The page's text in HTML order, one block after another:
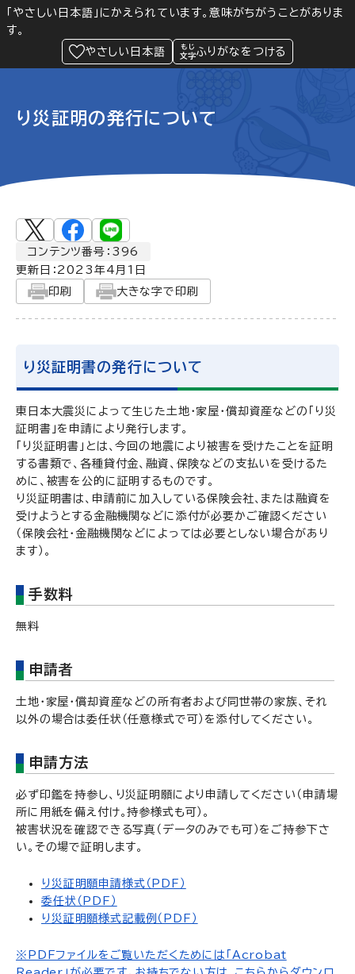
「やさしい日本語」にかえられています。意味がちがうことがありま
す。
やさしい日本語
ふりがなをつける
Language 閲覧支援
緊急情報
り災証明の発行について
コンテンツ番号：396
更新日： 2023年4月1日
印刷
大きな字で印刷
り災証明書の発行について
東日本大震災によって生じた土地・家屋・償却資産などの「り災
証明書」を申請により発行します。
「り災証明書」とは、今回の地震により被害を受けたことを証明
する書類で、各種貸付金、融資、保険などの支払いを受けるた
めに、被害を公的に証明するものです。
り災証明書は、申請前に加入している保険会社、または融資を
受けようとする金融機関などに添付が必要かご確認ください
（保険会社・金融機関などによっては必要としない場合があり
ます）。
手数料
無料
申請者
土地・家屋・償却資産などの所有者および同世帯の家族、それ
以外の場合は委任状（任意様式で可）を添付してください。
申請方法
必ず印鑑を持参し、り災証明願により申請してください（申請場
所に用紙を備え付け。持参様式も可）。
被害状況を確認できる写真（データのみでも可）をご持参下さ
い。その場で証明します。
り災証明願申請様式（PDF）
委任状（PDF）
り災証明願様式記載例（PDF）
※PDFファイルをご覧いただくためには「Acrobat